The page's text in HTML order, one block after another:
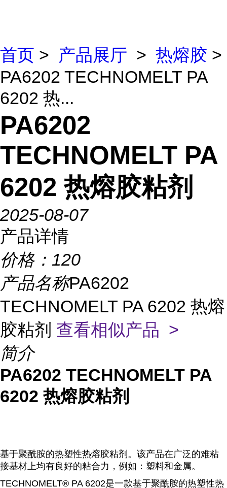
首页 > 产品展厅 > 热熔胶 >
PA6202 TECHNOMELT PA
6202 热...
PA6202
TECHNOMELT PA
6202 热熔胶粘剂
2025-08-07
产品详情
价格： 120
产品名称PA6202
TECHNOMELT PA 6202 热熔
胶粘剂 查看相似产品 >
简介
PA6202 TECHNOMELT PA
6202 热熔胶粘剂
基于聚酰胺的热塑性热熔胶粘剂。该产品在广泛的难粘
接基材上均有良好的粘合力，例如：塑料和金属。
TECHNOMELT® PA 6202是一款基于聚酰胺的热塑性热